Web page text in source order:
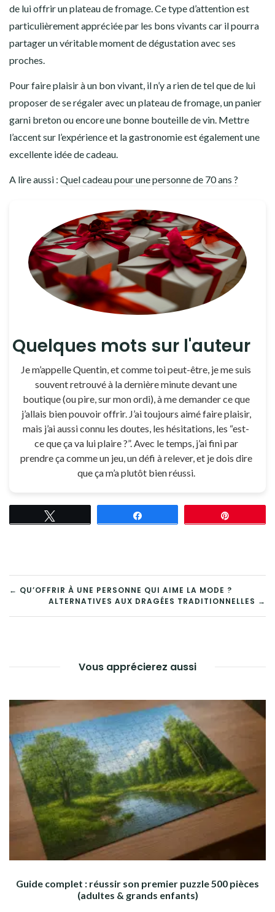
de lui offrir un plateau de fromage. Ce type d’attention est
particulièrement appréciée par les bons vivants car il pourra
partager un véritable moment de dégustation avec ses
proches.
Pour faire plaisir à un bon vivant, il n’y a rien de tel que de lui
proposer de se régaler avec un plateau de fromage, un panier
garni breton ou encore une bonne bouteille de vin. Mettre
l’accent sur l’expérience et la gastronomie est également une
excellente idée de cadeau.
A lire aussi : Quel cadeau pour une personne de 70 ans ?
Quelques mots sur l'auteur
Je m’appelle Quentin, et comme toi peut-être, je me suis
souvent retrouvé à la dernière minute devant une
boutique (ou pire, sur mon ordi), à me demander ce que
j’allais bien pouvoir offrir. J’ai toujours aimé faire plaisir,
mais j’ai aussi connu les doutes, les hésitations, les “est-
ce que ça va lui plaire ?”. Avec le temps, j’ai fini par
prendre ça comme un jeu, un défi à relever, et je dois dire
que ça m’a plutôt bien réussi.
NAVIGATION
DE
← QU’OFFRIR À UNE PERSONNE QUI AIME LA MODE ?
ALTERNATIVES AUX DRAGÉES TRADITIONNELLES →
Vous apprécierez aussi
Guide complet : réussir son premier puzzle 500 pièces
(adultes & grands enfants)